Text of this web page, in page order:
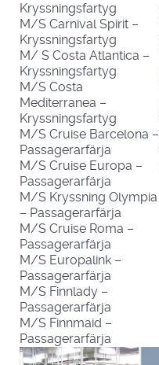
Kryssningsfartyg
M/S Carnival Spirit –
Kryssningsfartyg
M/ S Costa Atlantica –
Kryssningsfartyg
M/S Costa
Mediterranea –
Kryssningsfartyg
M/S Cruise Barcelona –
Passagerarfärja
M/S Cruise Europa –
Passagerarfärja
M/S Kryssning Olympia
– Passagerarfärja
M/S Cruise Roma –
Passagerarfärja
M/S Europalink –
Passagerarfärja
M/S Finnlady –
Passagerarfärja
M/S Finnmaid –
Passagerarfärja